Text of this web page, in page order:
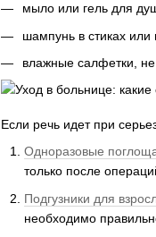
мыло или гель для
шампунь в стиках
влажные салфетки,
Если речь идет при
Одноразовые
только после
Подгузники для
необходимо